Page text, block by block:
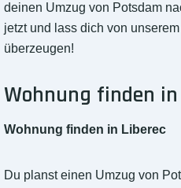
deinen Umzug von Potsdam
jetzt und lass dich von
überzeugen!
Wohnung finden in
Wohnung finden in Liberec
Du planst einen Umzug von